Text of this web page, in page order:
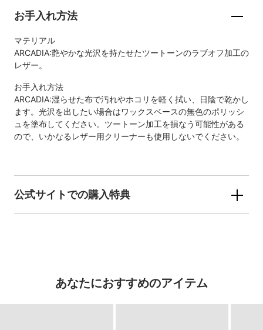
お手入れ方法
マテリアル
ARCADIA:艶やかな光沢を持たせたツートーンのラブオフ加工の
レザー。
お手入れ方法
ARCADIA:湿らせた布で汚れやホコリを軽く拭い、日陰で乾かし
ます。光沢を出したい場合はワックスベースの無色のポリッシ
ュを塗布してください。ツートーン加工を損なう可能性がある
ので、いかなるレザー用クリーナーも使用しないでください。
公式サイトでの購入特典
あなたにおすすめのアイテム